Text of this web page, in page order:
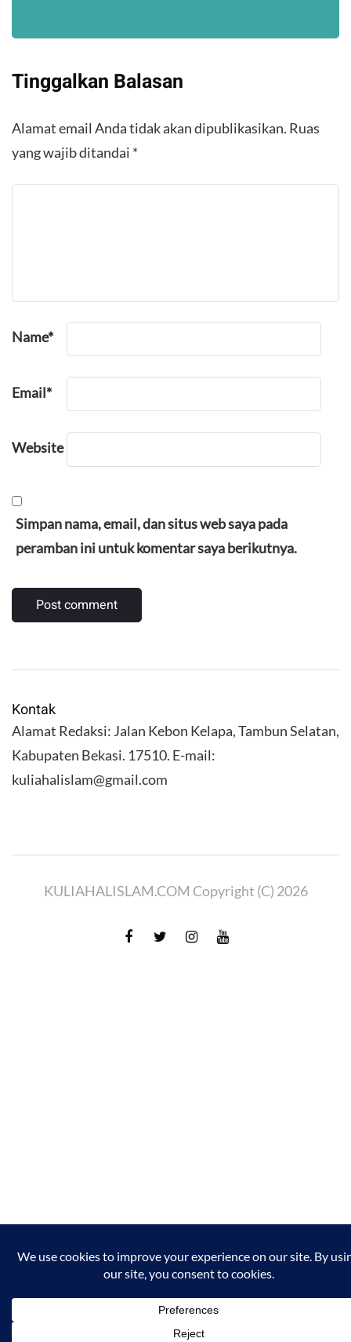
Tinggalkan Balasan
Alamat email Anda tidak akan dipublikasikan. Ruas
yang wajib ditandai *
Name*
Email*
Website
Simpan nama, email, dan situs web saya pada
peramban ini untuk komentar saya berikutnya.
Kontak
Alamat Redaksi: Jalan Kebon Kelapa, Tambun Selatan,
Kabupaten Bekasi. 17510. E-mail:
kuliahalislam@gmail.com
KULIAHALISLAM.COM Copyright (C) 2026